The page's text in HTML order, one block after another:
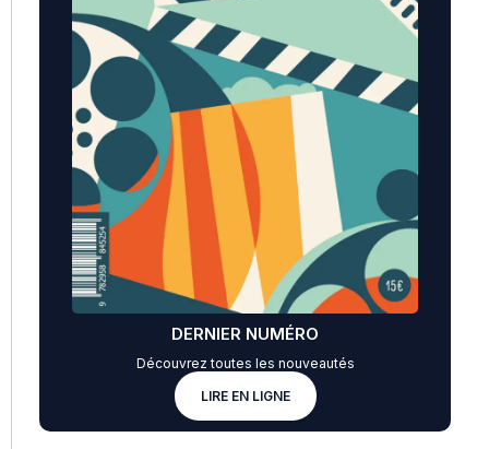
DERNIER NUMÉRO
Découvrez toutes les nouveautés
LIRE EN LIGNE